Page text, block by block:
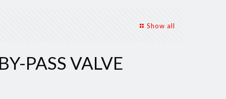
Show all
PASS VALVE